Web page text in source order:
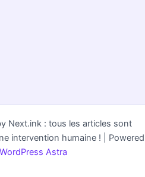
Next.ink : tous les articles sont
intervention humaine ! | Powered
Astra